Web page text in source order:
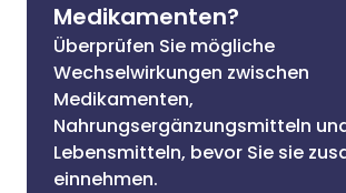
Medikamenten?
Überprüfen Sie mögliche
Wechselwirkungen zwischen
Medikamenten,
Nahrungsergänzungsmitteln
Lebensmitteln, bevor Sie sie
einnehmen.